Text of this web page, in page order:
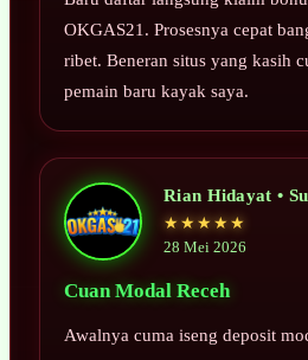
OKGAS21. Prosesnya cepat
ribet. Beneran situs yang kasih
pemain baru kayak saya.
Rian Hidayat •
★★★★★
28 Mei 2026
Cuan Modal Receh
Awalnya cuma iseng deposit